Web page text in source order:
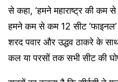
से कहा, ‘हमने महाराष्ट्र की कम
हमने कम से कम 12 सीट
शरद पवार और उद्धव ठाकरे के
कल या परसों तक सभी सीट की